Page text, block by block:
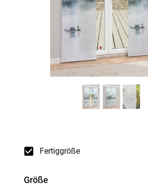
Fertiggröße
Größe